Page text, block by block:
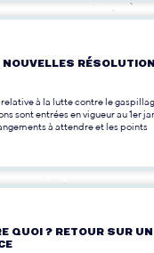
à la lutte contre le
sont entrées en vigueur au 1er
à attendre et les points
QUOI ? RETOUR SUR